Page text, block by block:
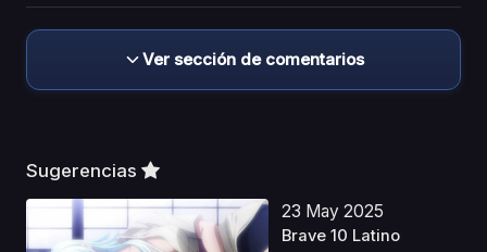
Ver sección de comentarios
Sugerencias
23 May 2025
Brave 10 Latino